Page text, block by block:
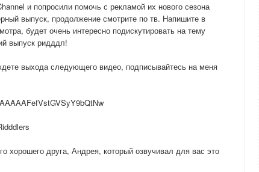
и попросили помочь с рекламой их нового сезона
выпуск, продолжение смотрите по тв. Напишите в
будет очень интересно подискутировать на тему
выпуск ридддл!
выхода следующего видео, подписывайтесь на меня
хорошего друга, Андрея, который озвучивал для вас это